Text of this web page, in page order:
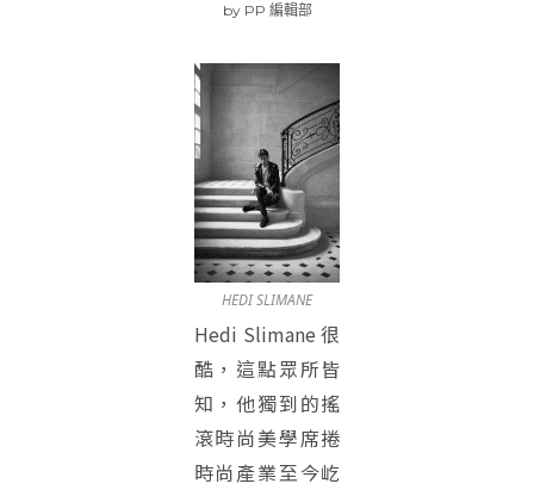
byPP 編輯部
HEDI SLIMANE
Hedi Slimane 很
酷，這點眾所皆
知，他獨到的搖
滾時尚美學席捲
時尚產業至今屹